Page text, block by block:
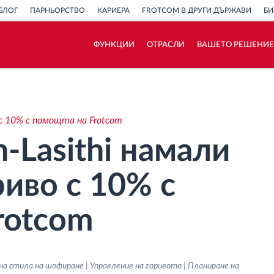
ПАРНЬОРСТВО КАРИЕРА FROTCOM В ДРУГИ ДЪРЖАВИ
ФУНКЦИИ ОТРАСЛИ ВАШЕТО РЕШЕНИЕ
Калкулатор за спестявания
10% с помощта на Frotcom
Lasithi намали
с 10% с
стила на шофиране | Управление на горивото | Планиране на